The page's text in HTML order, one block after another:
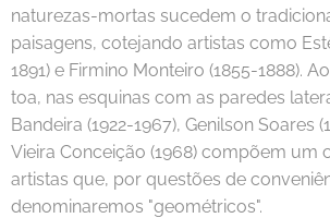
naturezas-mortas sucedem o
paisagens, cotejando artistas como
1891) e Firmino Monteiro (1855-1888).
toa, nas esquinas com as paredes
Bandeira (1922-1967), Genilson Soares
Vieira Conceição (1968) compõem um
artistas que, por questões de
denominaremos "geométricos".